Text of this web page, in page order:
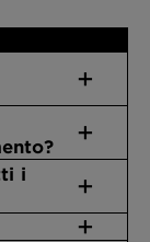
i